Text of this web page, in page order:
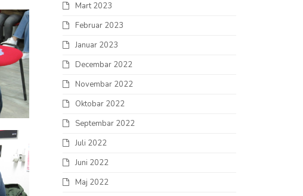
Mart 2023
Februar 2023
Januar 2023
Decembar 2022
Novembar 2022
Oktobar 2022
Septembar 2022
Juli 2022
Juni 2022
Maj 2022